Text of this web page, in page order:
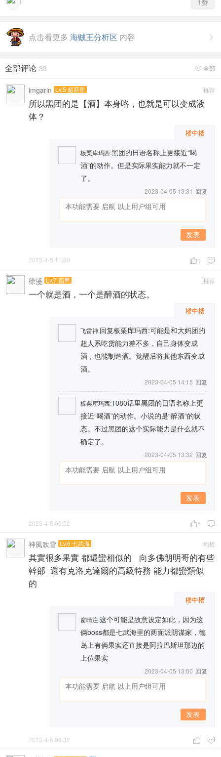
1 赞

点击看更多 海贼王分析区 内容
 全部
全部评论 33
推荐
imgarin Lv.5 超新星
所以黑团的是【酒】本身咯，也就是可以变成液
体？
楼中楼
板栗库玛西:黑团的日语名称上更接近“喝
酒”的动作。但是实际果实能力就不一定
了。
2023-04-05 13:31 回复
发表
1 
2023-4-5 11:30
推荐
徐盛 Lv.7 四皇
一个就是酒，一个是醉酒的状态。
楼中楼
飞雷神:回复板栗库玛西:可能是和大妈团的
超人系吃货能力差不多，自己身体变成
酒，也能制造酒。觉醒后将其他东西变成
酒。
2023-04-05 14:15 回复
板栗库玛西:1080话里黑团的日语名称上更
接近“喝酒”的动作。小说的是“醉酒“的状
态。不过黑团的这个实际能力是什么就不
确定了。
2023-04-05 13:32 回复
发表
1 
2023-4-5 09:52
地板
神風吹雪 Lv.6 七武海
其實很多果實 都還蠻相似的 向多佛朗明哥的有些
幹部 還有克洛克達爾的高級特務 能力都蠻類似
的
楼中楼
窗晴注:这个可能是故意设定如此，因为这
俩boss都是七武海里的两面派阴谋家，德
岛上有俩果实还直接是阿拉巴斯坦那边的
上位果实
2023-04-05 13:00 回复
发表
 
2023-4-5 06:32